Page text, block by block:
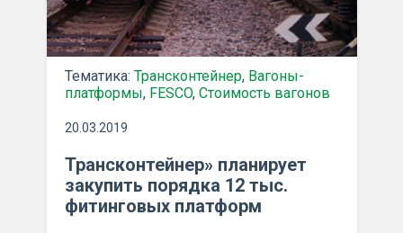
Тематика: Трансконтейнер, Вагоны-
платформы, FESCO, Стоимость вагонов
20.03.2019
Трансконтейнер» планирует
закупить порядка 12 тыс.
фитинговых платформ